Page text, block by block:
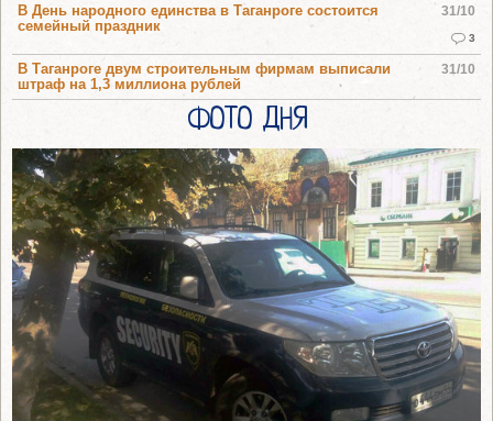
31/10
3
В День народного единства в Таганроге состоится
семейный праздник
31/10
В Таганроге двум строительным фирмам выписали
штраф на 1,3 миллиона рублей
ФОТО ДНЯ